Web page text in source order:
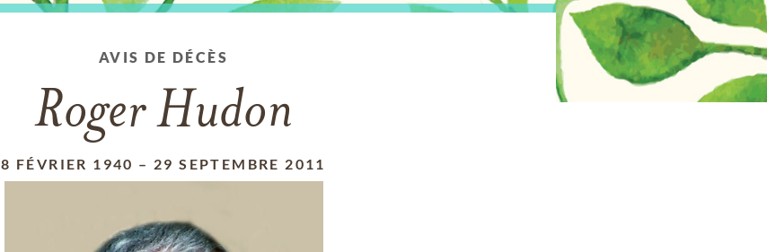
AVIS DE DÉCÈS
Roger Hudon
8 FÉVRIER 1940 – 29 SEPTEMBRE 2011